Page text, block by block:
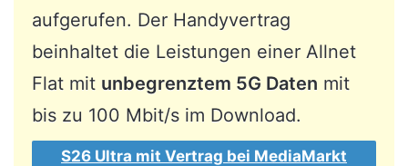
aufgerufen. Der Handyvertrag
beinhaltet die Leistungen einer Allnet
Flat mit unbegrenztem 5G Daten mit
bis zu 100 Mbit/s im Download.
S26 Ultra mit Vertrag bei MediaMarkt